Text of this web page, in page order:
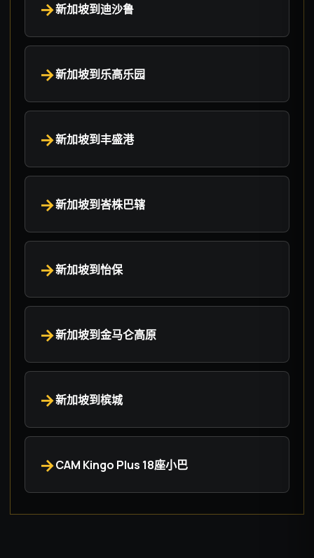
新加坡到迪沙鲁
新加坡到乐高乐园
新加坡到丰盛港
新加坡到峇株巴辖
新加坡到怡保
新加坡到金马仑高原
新加坡到槟城
CAM Kingo Plus 18座小巴